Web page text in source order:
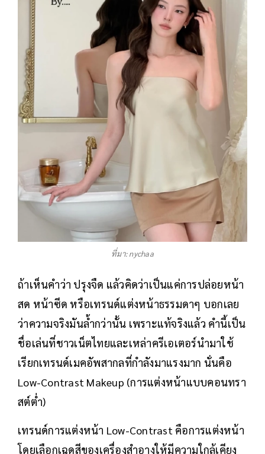
ที่มา: nychaa
ถ้าเห็นคำว่า ปรุงจืด แล้วคิดว่าเป็นแค่การปล่อยหน้า
สด หน้าซีด หรือเทรนด์แต่งหน้าธรรมดาๆ บอกเลย
ว่าความจริงมันล้ำกว่านั้น เพราะแท้จริงแล้ว คำนี้เป็น
ชื่อเล่นที่ชาวเน็ตไทยและเหล่าครีเอเตอร์นำมาใช้
เรียกเทรนด์เมคอัพสากลที่กำลังมาแรงมาก นั่นคือ
Low-Contrast Makeup (การแต่งหน้าแบบคอนทรา
สต์ต่ำ)
เทรนด์การแต่งหน้า Low-Contrast คือการแต่งหน้า
โดยเลือกเฉดสีของเครื่องสำอางให้มีความใกล้เคียง